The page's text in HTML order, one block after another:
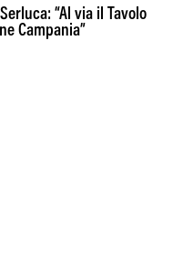
“Al via il Tavolo
Campania”